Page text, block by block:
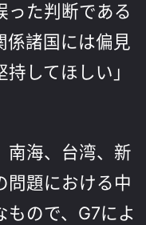
った判断である
係諸国には偏見
してほしい」
南海、台湾、新
問題における中
もので、G7によ